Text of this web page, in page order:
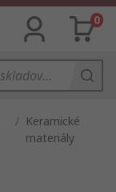
0
/ Keramické
materiály